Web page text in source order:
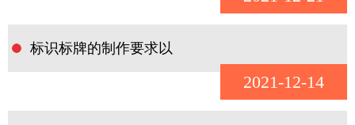
标识标牌的制作要求以
2021-12-14